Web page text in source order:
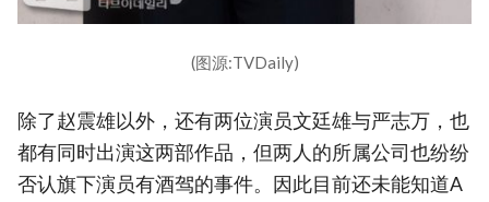
(图源:TVDaily)
除了赵震雄以外，还有两位演员文廷雄与严志万，也
都有同时出演这两部作品，但两人的所属公司也纷纷
否认旗下演员有酒驾的事件。因此目前还未能知道A